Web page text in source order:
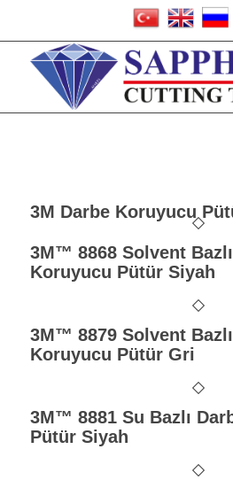
3M Darbe Koruyucu
3M™ 8868 Solvent
Koruyucu Pütür Siyah
3M™ 8879 Solvent
Koruyucu Pütür Gri
3M™ 8881 Su Bazlı
Pütür Siyah